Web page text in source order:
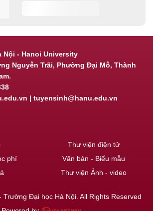
Nội - Hanoi University
Nguyễn Trãi, Phường Đại Mỗ, Thành
| tuyensinh@hanu.edu.vn
phí
Thư viện điện tử
Văn bản - Biểu mẫu
Thư viện Ảnh - video
Đại học Hà Nội. All Rights Reserved